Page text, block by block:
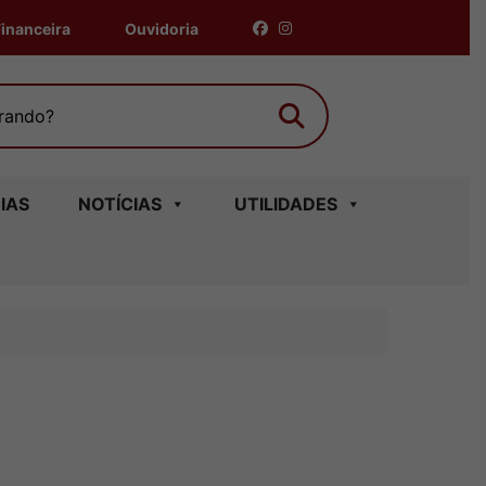
Ouvidoria
Buscar
NOTÍCIAS UTILIDADES